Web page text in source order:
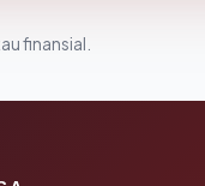
finansial.